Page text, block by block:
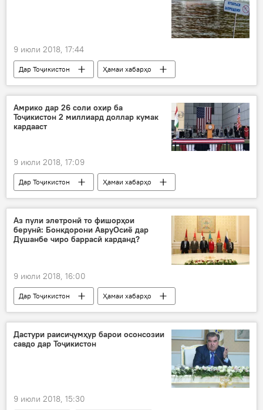
9 июли 2018, 17:44
Дар Тоҷикистон
Ҳамаи хабарҳо
ғарқшавӣ
оббозӣ
кумита
Амрико дар 26 соли охир ба
Тоҷикистон 2 миллиард доллар кумак
кардааст
9 июли 2018, 17:09
Дар Тоҷикистон
Ҳамаи хабарҳо
сафир
Амрико ИМА
Аз пули элетронӣ то фишорҳои
берунӣ: Бонкдорони АвруОсиё дар
Душанбе чиро баррасӣ карданд?
9 июли 2018, 16:00
Дар Тоҷикистон
Ҳамаи хабарҳо
субот
АвруОсиё
Арманистон
Душанбе
бонк
Дастури раисиҷумҳур барои осонсозии
савдо дар Тоҷикистон
9 июли 2018, 15:30